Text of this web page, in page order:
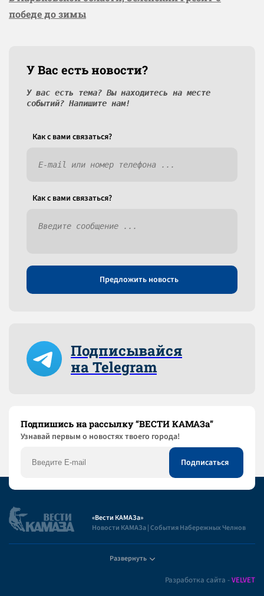
победе до зимы
У Вас есть новости?
У вас есть тема? Вы находитесь на месте
событий? Напишите нам!
Как c вами связаться?
Как c вами связаться?
Предложить новость
Подписывайся
на Telegram
Подпишись на рассылку “ВЕСТИ КАМАЗа”
Узнaвай первым о новостях твоего города!
«Вести КАМАЗа»
Новости КАМАЗа | События Набережных Челнов
Развернуть
Разработка сайта -VELVET